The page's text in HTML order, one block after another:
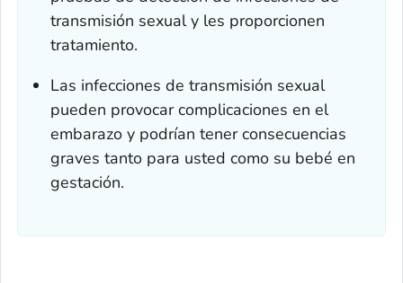
transmisión sexual y les proporcionen
tratamiento.
Las infecciones de transmisión sexual
pueden provocar complicaciones en el
embarazo y podrían tener consecuencias
graves tanto para usted como su bebé en
gestación.